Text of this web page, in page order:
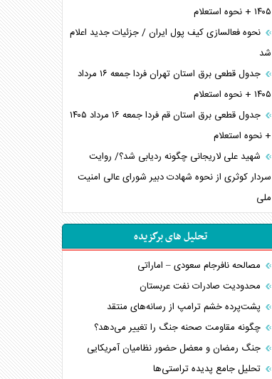
۱۴۰۵ + نحوه استعلام
نحوه فعالسازی کیف پول ایران / جزئیات جدید اعلام
شد
جدول قطعی برق استان تهران فردا جمعه ۱۶ مرداد
۱۴۰۵ + نحوه استعلام
جدول قطعی برق استان قم فردا جمعه ۱۶ مرداد ۱۴۰۵
+ نحوه استعلام
شهید علی لاریجانی چگونه ردیابی شد؟/ روایت
سردار کوثری از نحوه شهادت دبیر شورای عالی امنیت
ملی
تحلیل های برگزیده
مصالحه نافرجام سعودی – اماراتی
محدودیت صادرات نفت عربستان
پشت‌پرده خشم ترامپ از رسانه‌های منتقد
چگونه مقاومت صحنه جنگ را تغییر می‌دهد؟
جنگ رمضان و معضل حضور نظامیان آمریکایی
تحلیل جامع پدیده تراستی‌ها